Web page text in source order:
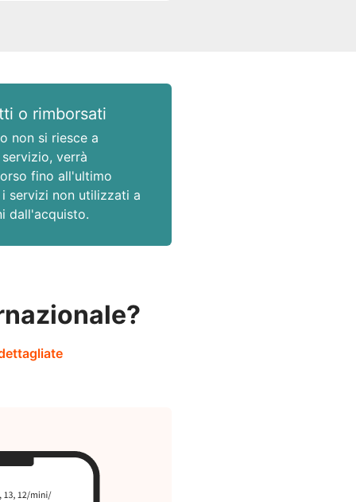
o rimborsati
non si riesce a
verrà
fino all'ultimo
servizi non utilizzati a
dall'acquisto.